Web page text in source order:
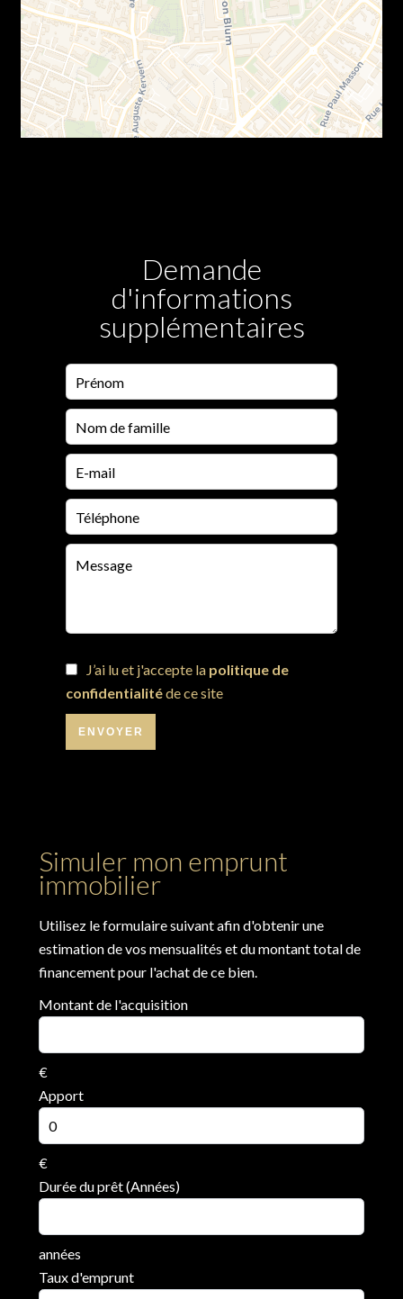
Demande
d'informations
supplémentaires
J’ai lu et j'accepte la politique de
confidentialitéde ce site
ENVOYER
Simuler mon emprunt
immobilier
Utilisez le formulaire suivant afin d'obtenir une
estimation de vos mensualités et du montant total de
financement pour l'achat de ce bien.
Montant de l'acquisition
€
Apport
€
Durée du prêt (Années)
années
Taux d'emprunt